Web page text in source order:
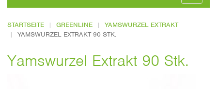
ein-/
STARTSEITE GREENLINE
YAMSWURZEL EXTRAKT
YAMSWURZEL EXTRAKT 90 STK.
Yamswurzel Extrakt 90 Stk.